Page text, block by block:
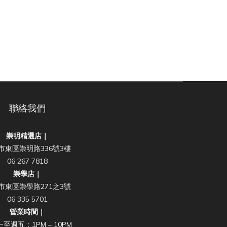
聯絡我們
崇明精選店｜
東區崇明路336號3樓
06 267 7818
崇學店｜
東區崇學路271之3號
06 335 5701
營業時間｜
至週五：1PM – 10PM